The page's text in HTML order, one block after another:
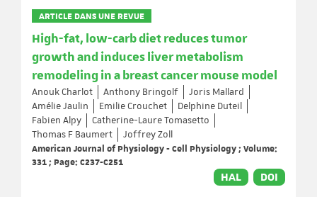
ARTICLE DANS UNE REVUE
High-fat, low-carb diet reduces tumor
growth and induces liver metabolism
remodeling in a breast cancer mouse model
Anouk Charlot Anthony Bringolf
Joris Mallard
Amélie Jaulin
Emilie Crouchet
Delphine Duteil
Fabien Alpy
Catherine-Laure Tomasetto
Thomas F Baumert
Joffrey Zoll
American Journal of Physiology - Cell Physiology ; Volume:
331 ; Page: C237-C251
HAL DOI